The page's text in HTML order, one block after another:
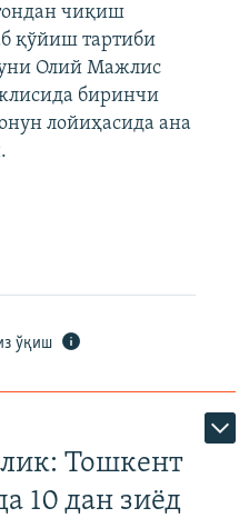
чиқиш
қўйиш тартиби
Олий Мажлис
биринчи
лойиҳасида ана
ўқиш
Тошкент
10 дан зиёд